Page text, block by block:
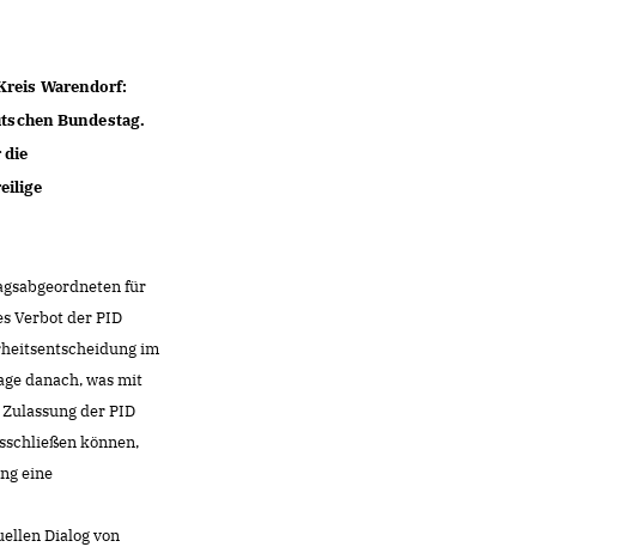
Warendorf:
Bundestag.
die
für
Verbot der PID
im
danach, was mit
der PID
können,
eine
Dialog von